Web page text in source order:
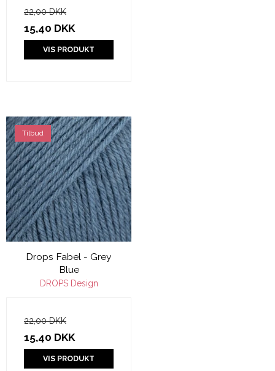
22,00 DKK
15,40 DKK
VIS PRODUKT
Tilbud
Drops Fabel - Grey
Blue
DROPS Design
22,00 DKK
15,40 DKK
VIS PRODUKT